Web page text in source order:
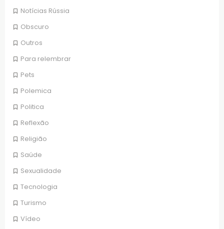
Notícias Rússia
Obscuro
Outros
Para relembrar
Pets
Polemica
Politica
Reflexão
Religião
Saúde
Sexualidade
Tecnologia
Turismo
Vídeo